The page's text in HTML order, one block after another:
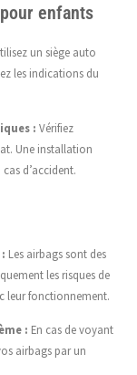
enfants
un siège auto
les indications du
: Vérifiez
Une installation
d’accident.
Les airbags sont des
les risques de
leur fonctionnement.
: En cas de voyant
airbags par un